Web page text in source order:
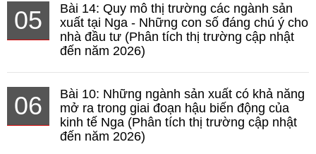
05
Bài 14: Quy mô thị trường các ngành sản
xuất tại Nga - Những con số đáng chú ý cho
nhà đầu tư (Phân tích thị trường cập nhật
đến năm 2026)
06
Bài 10: Những ngành sản xuất có khả năng
mở ra trong giai đoạn hậu biến động của
kinh tế Nga (Phân tích thị trường cập nhật
đến năm 2026)